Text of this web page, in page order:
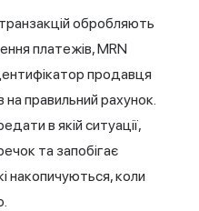
обробляють
платежів, MRN
продавця
правильний рахунок.
в якій ситуації,
та запобігає
накопичуються, коли